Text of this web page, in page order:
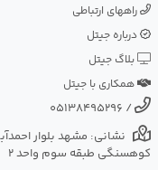
راههای ارتباطی
درباره جیتل
بلاگ جیتل
همکاری با جیتل
/
05138495296
کوهسنگی طبقه سوم واحد 2